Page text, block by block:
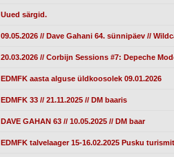
Uued särgid.
09.05.2026 // Dave Gahani 64. sünnipäev //
20.03.2026 // Corbijn Sessions #7: Depeche
EDMFK aasta alguse üldkoosolek 09.01.2026
EDMFK 33 // 21.11.2025 // DM baaris
DAVE GAHAN 63 // 10.05.2025 // DM baar
EDMFK talvelaager 15-16.02.2025 Pusku